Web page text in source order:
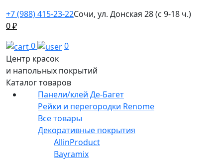
+7 (988) 415-23-22Сочи, ул. Донская 28 (с 9-18 ч.)
0₽
0
0
Центр красок
и напольных покрытий
Каталог товаров
Панели/клей Де-Багет
Рейки и перегородки Renome
Все товары
Декоративные покрытия
AllinProduct
Bayramix